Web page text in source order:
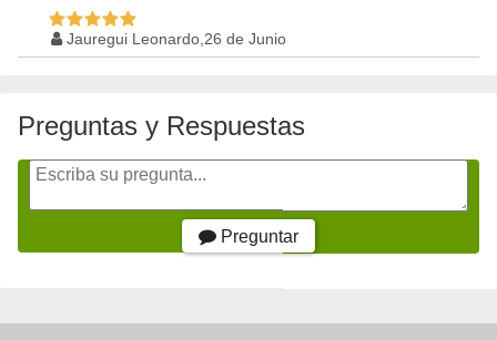
Jauregui Leonardo,26 de Junio
Preguntas y Respuestas
Preguntar